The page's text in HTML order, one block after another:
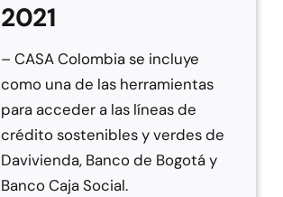
2021
– CASA Colombia se incluye
como una de las herramientas
para acceder a las líneas de
crédito sostenibles y verdes de
Davivienda, Banco de Bogotá y
Banco Caja Social.